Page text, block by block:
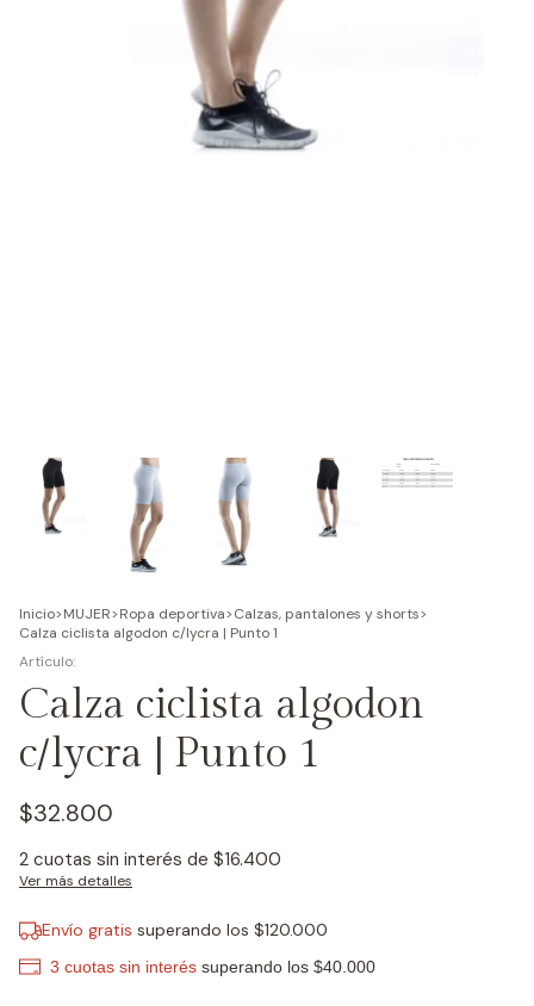
Inicio>MUJER>Ropa deportiva>Calzas, pantalones y shorts>
Calza ciclista algodon c/lycra | Punto 1
Calza ciclista algodon
c/lycra | Punto 1
$32.800
2 cuotas sin interés de $16.400
Ver más detalles
Envío gratis superando los $120.000